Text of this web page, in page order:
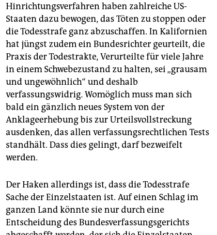
Hinrichtungsverfahren haben zahlreiche US-
Staaten dazu bewogen, das Töten zu stoppen oder
die Todesstrafe ganz abzuschaffen. In Kalifornien
hat jüngst zudem ein Bundesrichter geurteilt, die
Praxis der Todestrakte, Verurteilte für viele Jahre
in einem Schwebezustand zu halten, sei „grausam
und ungewöhnlich“ und deshalb
verfassungswidrig. Womöglich muss man sich
bald ein gänzlich neues System von der
Anklageerhebung bis zur Urteilsvollstreckung
ausdenken, das allen verfassungsrechtlichen Tests
standhält. Dass dies gelingt, darf bezweifelt
werden.
Der Haken allerdings ist, dass die Todesstrafe
Sache der Einzelstaaten ist. Auf einen Schlag im
ganzen Land könnte sie nur durch eine
Entscheidung des Bundesverfassungsgerichts